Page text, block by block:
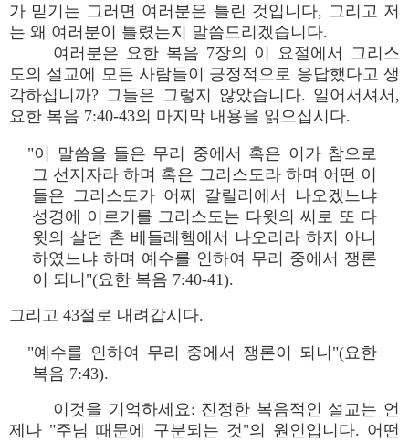
가 믿기는 그러면 여러분은 틀린 것입니다, 그리고 저
는 왜 여러분이 틀렸는지 말씀드리겠습니다.
여러분은 요한 복음 7장의 이 요절에서 그리스
도의 설교에 모든 사람들이 긍정적으로 응답했다고 생
각하십니까? 그들은 그렇지 않았습니다. 일어서셔서,
요한 복음 7:40-43의 마지막 내용을 읽으십시다.
"이 말씀을 들은 무리 중에서 혹은 이가 참으로
그 선지자라 하며 혹은 그리스도라 하며 어떤 이
들은 그리스도가 어찌 갈릴리에서 나오겠느냐
성경에 이르기를 그리스도는 다윗의 씨로 또 다
윗의 살던 촌 베들레헴에서 나오리라 하지 아니
하였느냐 하며 예수를 인하여 무리 중에서 쟁론
이 되니"(요한 복음 7:40-41).
그리고 43절로 내려갑시다.
"예수를 인하여 무리 중에서 쟁론이 되니"(요한
복음 7:43).
이것을 기억하세요: 진정한 복음적인 설교는 언
제나 "주님 때문에 구분되는 것"의 원인입니다. 어떤